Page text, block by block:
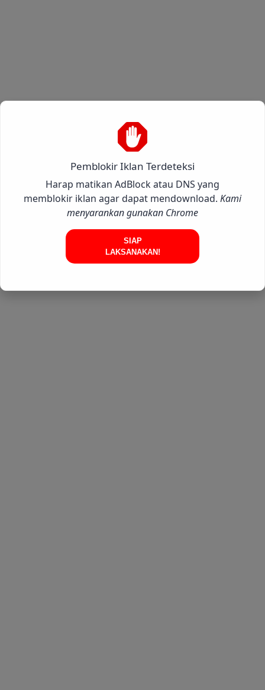
Pemblokir Iklan Terdeteksi
Harap matikan AdBlock atau DNS yang
memblokir iklan agar dapat mendownload. Kami
menyarankan gunakan Chrome
SIAP
LAKSANAKAN!